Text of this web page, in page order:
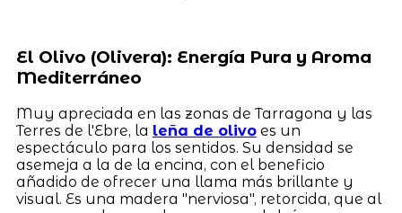
El Olivo (Olivera): Energía Pura y Aroma
Mediterráneo
Muy apreciada en las zonas de Tarragona y las
Terres de l'Ebre, la leña de olivoes un
espectáculo para los sentidos. Su densidad se
asemeja a la de la encina, con el beneficio
añadido de ofrecer una llama más brillante y
visual. Es una madera "nerviosa", retorcida, que al